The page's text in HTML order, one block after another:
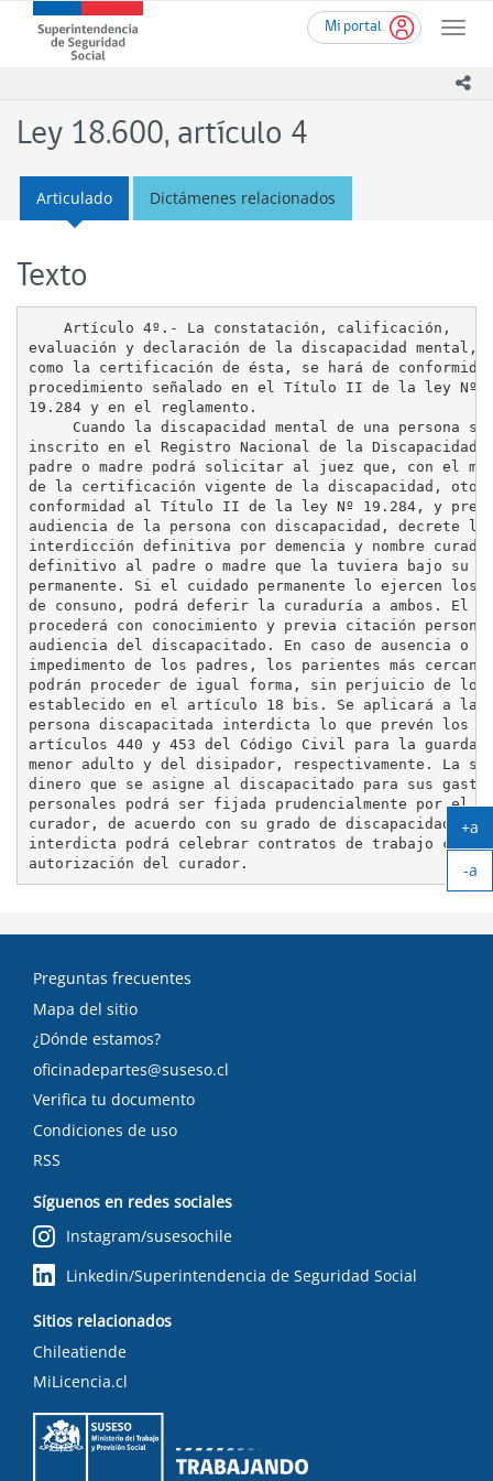
contenido
Mi portal
Toggle
Superintendencia
de
(SUSESO)
-
de
Chile
Ley 18.600, artículo 4
Articulado Dictámenes relacionados
Texto
    Artículo 4º.- La constatación, calificación,
evaluación y declaración de la discapacidad mental,
como la certificación de ésta, se hará de
procedimiento señalado en el Título II de la ley Nº
19.284 y en el reglamento.
Cuando la discapacidad mental de una persona se
inscrito en el Registro Nacional de la Discapacidad,
padre o madre podrá solicitar al juez que, con el
de la certificación vigente de la discapacidad,
conformidad al Título II de la ley Nº 19.284, y
audiencia de la persona con discapacidad, decrete la
interdicción definitiva por demencia y nombre
definitivo al padre o madre que la tuviera bajo su
permanente. Si el cuidado permanente lo ejercen los
de consuno, podrá deferir la curaduría a ambos. El
procederá con conocimiento y previa citación
audiencia del discapacitado. En caso de ausencia o
impedimento de los padres, los parientes más
podrán proceder de igual forma, sin perjuicio de lo
establecido en el artículo 18 bis. Se aplicará a la
persona discapacitada interdicta lo que prevén los
artículos 440 y 453 del Código Civil para la guarda
menor adulto y del disipador, respectivamente. La
dinero que se asigne al discapacitado para sus
personales podrá ser fijada prudencialmente por el
curador, de acuerdo con su grado de discapacidad. La
interdicta podrá celebrar contratos de trabajo con
Preguntas frecuentes
Mapa del sitio
¿Dónde estamos?
oficinadepartes@suseso.cl
Verifica tu documento
Condiciones de uso
RSS
Síguenos en redes sociales
Instagram/susesochile
Linkedin/Superintendencia de Seguridad Social
Sitios relacionados
Chileatiende
MiLicencia.cl
+a
-a